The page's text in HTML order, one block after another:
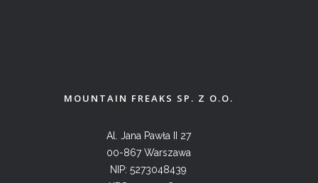
MOUNTAIN FREAKS SP. Z O.O.
Al. Jana Pawła II 27
00-867 Warszawa
NIP: 5273048439